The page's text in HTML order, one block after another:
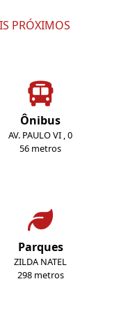
PRÓXIMOS
Ônibus
AV. PAULO VI , 0
56 metros
Parques
ZILDA NATEL
298 metros